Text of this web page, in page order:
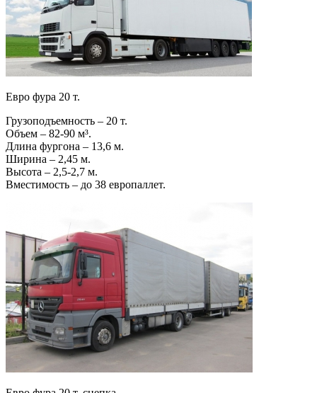
Евро фура 20 т.
Грузоподъемность – 20 т.
Объем – 82-90 м³.
Длина фургона – 13,6 м.
Ширина – 2,45 м.
Высота – 2,5-2,7 м.
Вместимость – до 38 европаллет.